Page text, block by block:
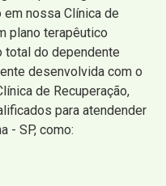
nossa Clínica de
plano terapêutico
total do dependente
desenvolvida com o
de Recuperação,
para atendender
- SP, como: